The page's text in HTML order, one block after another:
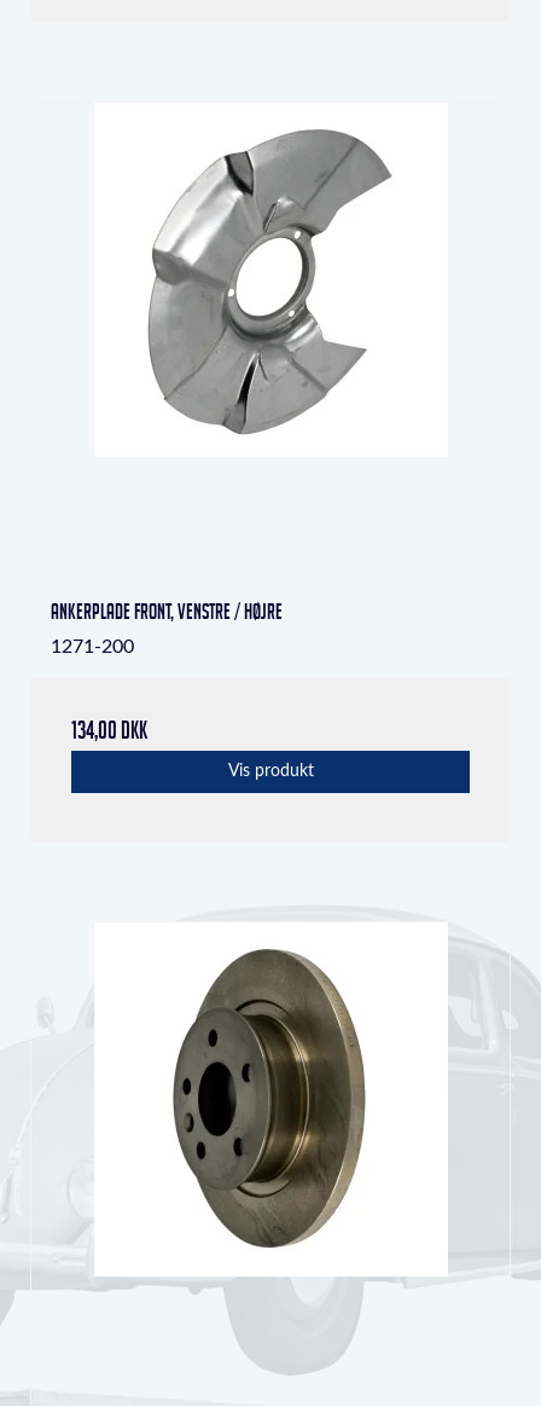
Ankerplade front, venstre / højre
1271-200
134,00 DKK
Vis produkt